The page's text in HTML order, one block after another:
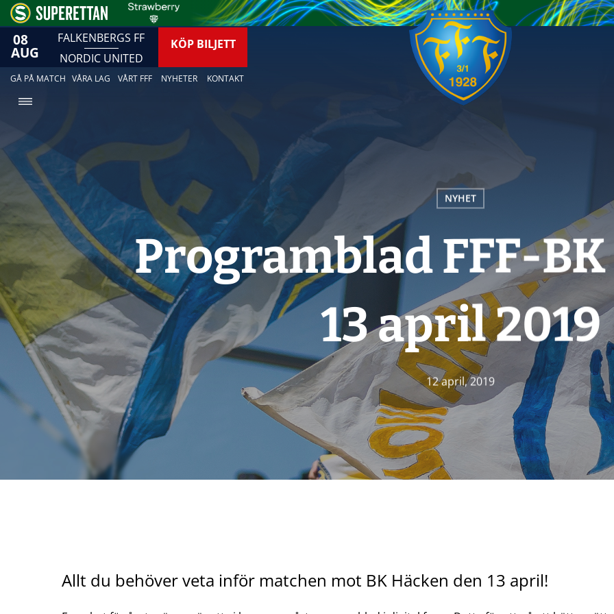
08
AUG
FALKENBERGS FF
NORDIC UNITED
KÖP BILJETT
GÅ PÅ MATCH VÅRA LAG VÅRT FFF NYHETER KONTAKT
NYHET
Programblad FFF-
13 april 2019
12 april, 2019
Allt du behöver veta inför matchen mot BK Häcken den 13 april!